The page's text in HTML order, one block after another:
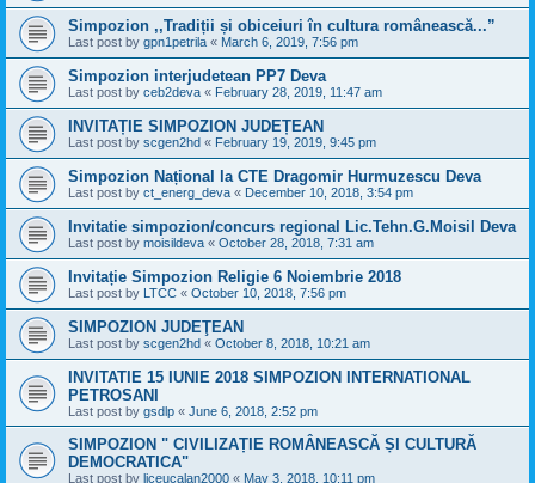
Simpozion ,,Tradiții și obiceiuri în cultura românească...”
Last post by gpn1petrila « March 6, 2019, 7:56 pm
Simpozion interjudetean PP7 Deva
Last post by ceb2deva « February 28, 2019, 11:47 am
INVITAȚIE SIMPOZION JUDEȚEAN
Last post by scgen2hd « February 19, 2019, 9:45 pm
Simpozion Național la CTE Dragomir Hurmuzescu Deva
Last post by ct_energ_deva « December 10, 2018, 3:54 pm
Invitatie simpozion/concurs regional Lic.Tehn.G.Moisil Deva
Last post by moisildeva « October 28, 2018, 7:31 am
Invitație Simpozion Religie 6 Noiembrie 2018
Last post by LTCC « October 10, 2018, 7:56 pm
SIMPOZION JUDEŢEAN
Last post by scgen2hd « October 8, 2018, 10:21 am
INVITATIE 15 IUNIE 2018 SIMPOZION INTERNATIONAL
PETROSANI
Last post by gsdlp « June 6, 2018, 2:52 pm
SIMPOZION " CIVILIZAṬIE ROMÂNEASCĂ ṢI CULTURĂ
DEMOCRATICA"
Last post by liceucalan2000 « May 3, 2018, 10:11 pm